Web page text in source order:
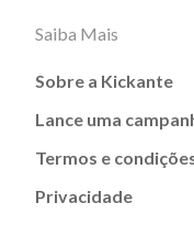
Saiba Mais
Sobre a Kickante
Lance uma
Termos e
Privacidade